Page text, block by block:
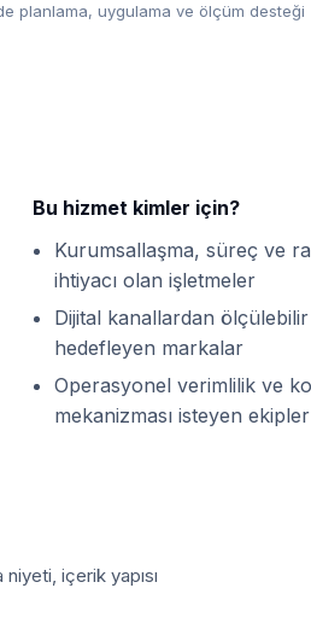
planlama, uygulama ve ölçüm desteği
Bu hizmet kimler için?
Kurumsallaşma, süreç ve
ihtiyacı olan işletmeler
Dijital kanallardan
hedefleyen markalar
Operasyonel verimlilik ve
mekanizması isteyen ekipler
içerik yapısı